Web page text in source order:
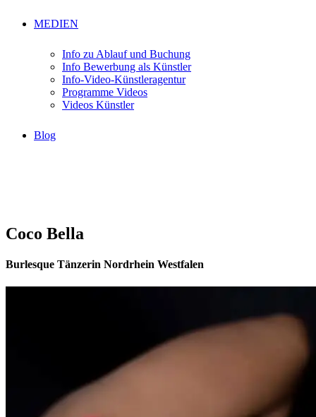
MEDIEN
Info zu Ablauf und Buchung
Info Bewerbung als Künstler
Info-Video-Künstleragentur
Programme Videos
Videos Künstler
Blog
Coco Bella
Burlesque Tänzerin Nordrhein Westfalen